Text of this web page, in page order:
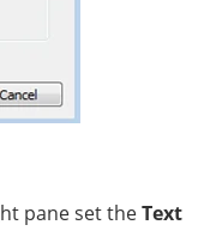
pane set theText